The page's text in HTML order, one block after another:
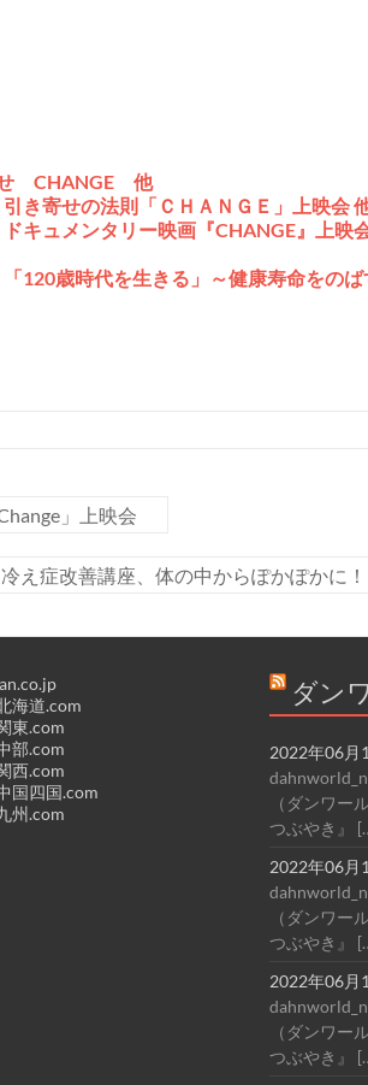
せ CHANGE 他
き寄せの法則「ＣＨＡＮＧＥ」上映会
キュメンタリー映画『CHANGE』上映
120歳時代を生きる」～健康寿命をの
」上映会
え症改善講座、体の中からぽかぽかに！
海道.com
東.com
部.com
西.com
国四国.com
州.com
ダン
2022年06月
（ダンワー
つぶやき』
2022年06月
（ダンワー
つぶやき』
2022年06月
（ダンワー
つぶやき』